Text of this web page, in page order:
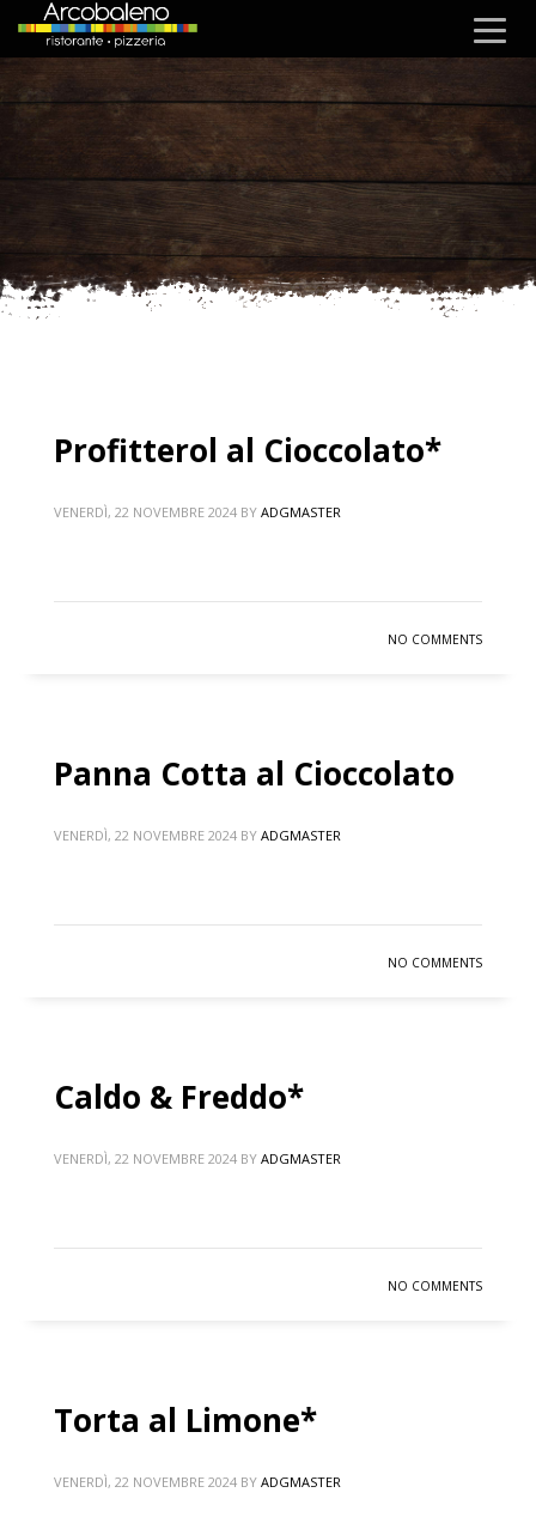
Profitterol al Cioccolato*
VENERDÌ, 22 NOVEMBRE 2024 BY ADGMASTER
NO COMMENTS
Panna Cotta al Cioccolato
VENERDÌ, 22 NOVEMBRE 2024 BY ADGMASTER
NO COMMENTS
Caldo & Freddo*
VENERDÌ, 22 NOVEMBRE 2024 BY ADGMASTER
NO COMMENTS
Torta al Limone*
VENERDÌ, 22 NOVEMBRE 2024 BY ADGMASTER